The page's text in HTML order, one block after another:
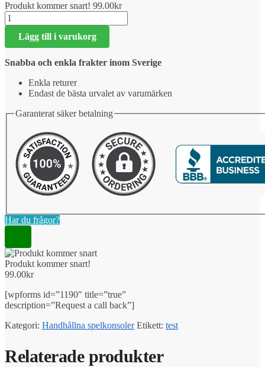
Produkt kommer snart! 99.00kr
Produkt
kommer
snart!
mängd
Lägg till i varukorg
Snabba och enkla frakter inom Sverige
Enkla returer
Endast de bästa urvalet av varumärken
Garanterat säker betalning
Har du frågor?
Produkt kommer snart!
99.00kr
[wpforms id=”1190″ title=”true”
description=”Request a call back”]
Kategori: Handhållna spelkonsoler Etikett: test
Relaterade produkter